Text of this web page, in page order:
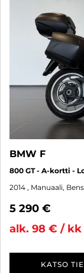
BMW F
800 GT - A-kortti -
2014 , Manuaali,
5 290 €
alk. 98 € / kk
KATSO